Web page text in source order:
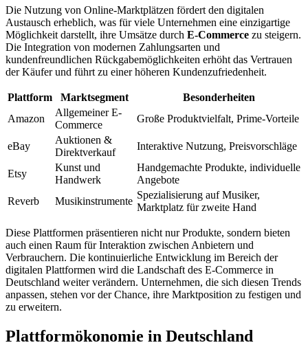
Die Nutzung von Online-Marktplätzen fördert den digitalen
Austausch erheblich, was für viele Unternehmen eine einzigartige
Möglichkeit darstellt, ihre Umsätze durch E-Commerce zu steigern.
Die Integration von modernen Zahlungsarten und
kundenfreundlichen Rückgabemöglichkeiten erhöht das Vertrauen
der Käufer und führt zu einer höheren Kundenzufriedenheit.
Plattform Marktsegment
Besonderheiten
Amazon
Allgemeiner E-
Commerce
Große Produktvielfalt, Prime-Vorteile
eBay
Auktionen &
Direktverkauf
Interaktive Nutzung, Preisvorschläge
Etsy
Kunst und
Handwerk
Handgemachte Produkte, individuelle
Angebote
Reverb
Musikinstrumente
Spezialisierung auf Musiker,
Marktplatz für zweite Hand
Diese Plattformen präsentieren nicht nur Produkte, sondern bieten
auch einen Raum für Interaktion zwischen Anbietern und
Verbrauchern. Die kontinuierliche Entwicklung im Bereich der
digitalen Plattformen wird die Landschaft des E-Commerce in
Deutschland weiter verändern. Unternehmen, die sich diesen Trends
anpassen, stehen vor der Chance, ihre Marktposition zu festigen und
zu erweitern.
Plattformökonomie in Deutschland